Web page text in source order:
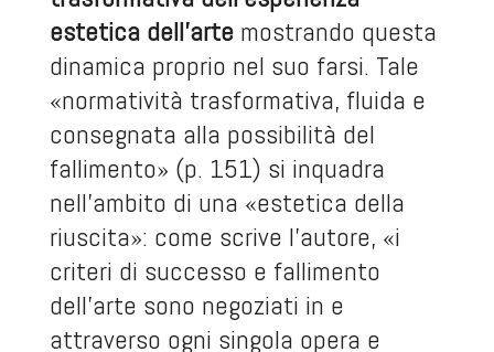
estetica dell’artemostrando questa
dinamica proprio nel suo farsi. Tale
«normatività trasformativa, fluida e
consegnata alla possibilità del
fallimento» (p. 151) si inquadra
nell’ambito di una «estetica della
riuscita»: come scrive l’autore, «i
criteri di successo e fallimento
dell’arte sono negoziati in e
attraverso ogni singola opera e